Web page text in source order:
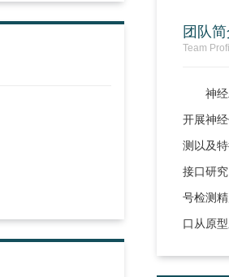
团队
Team
神
开展神
测以及
接口研
号检测
口从原